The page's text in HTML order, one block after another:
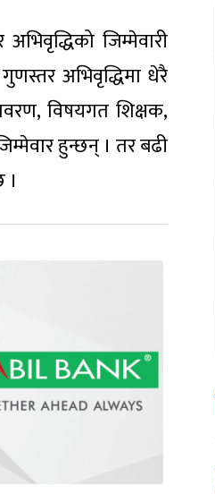
जिम्मेवारी
अभिवृद्धिमा धेरै
विषयगत शिक्षक,
हुन्छन् । तर बढी